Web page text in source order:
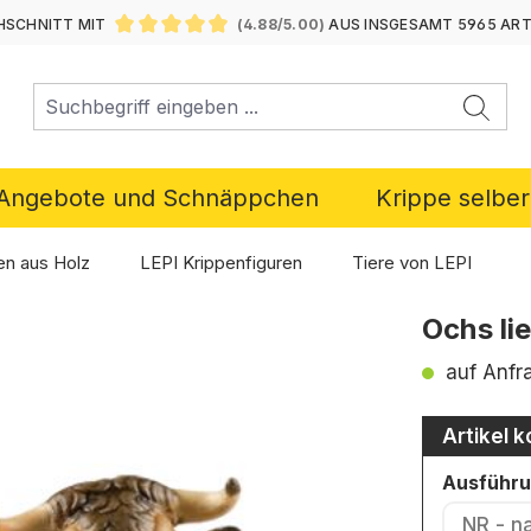
MIT
(4.88/5.00) AUS INSGESAMT 5965
und Schnäppchen Krippe
aus Holz LEPI Krippenfiguren Tiere von LEPI
Ochs
auf
Artikel
NR -